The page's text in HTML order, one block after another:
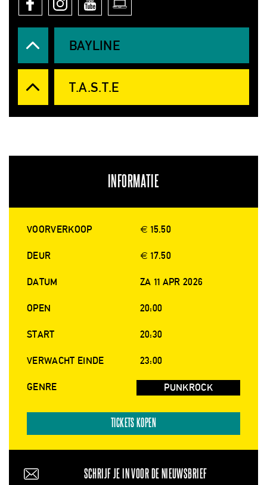
BAYLINE
T.A.S.T.E
INFORMATIE
VOORVERKOOP € 15.50
DEUR € 17.50
DATUM ZA 11 APR 2026
OPEN 20:00
START 20:30
VERWACHT EINDE 23:00
GENRE PUNKROCK
TICKETS KOPEN
SCHRIJF JE IN VOOR DE NIEUWSBRIEF